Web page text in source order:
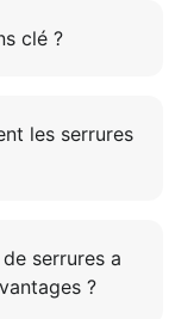
clé ?
les serrures
serrures a
?